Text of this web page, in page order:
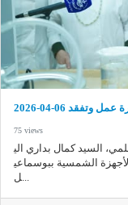
عمل وتفقد 06-04-2026
75 views
السيد كمال بداري الي
الأجهزة الشمسية ببوسماعي